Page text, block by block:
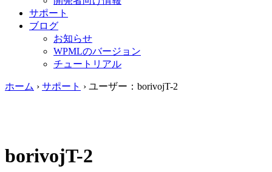
サポート
ブログ
お知らせ
WPMLのバージョン
チュートリアル
ホーム › サポート › ユーザー：borivojT-2
borivojT-2